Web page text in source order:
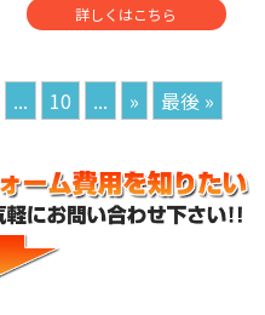
詳しくはこちら
... 10 ... » 最後 »